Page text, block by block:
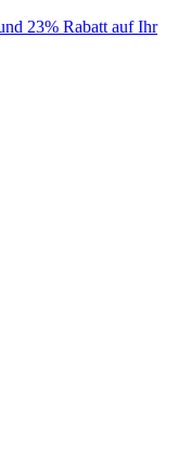
23% Rabatt auf Ihr